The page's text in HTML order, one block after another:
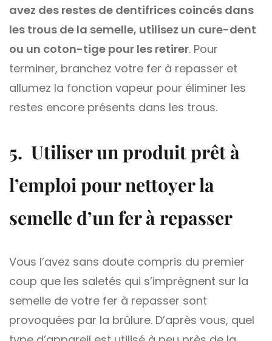
avez des restes de dentifrices coincés dans
les trous de la semelle, utilisez un cure-dent
ou un coton-tige pour les retirer. Pour
terminer, branchez votre fer à repasser et
allumez la fonction vapeur pour éliminer les
restes encore présents dans les trous.
5. Utiliser un produit prêt à
l’emploi pour nettoyer la
semelle d’un fer à repasser
Vous l’avez sans doute compris du premier
coup que les saletés qui s’imprègnent sur la
semelle de votre fer à repasser sont
provoquées par la brûlure. D’après vous, quel